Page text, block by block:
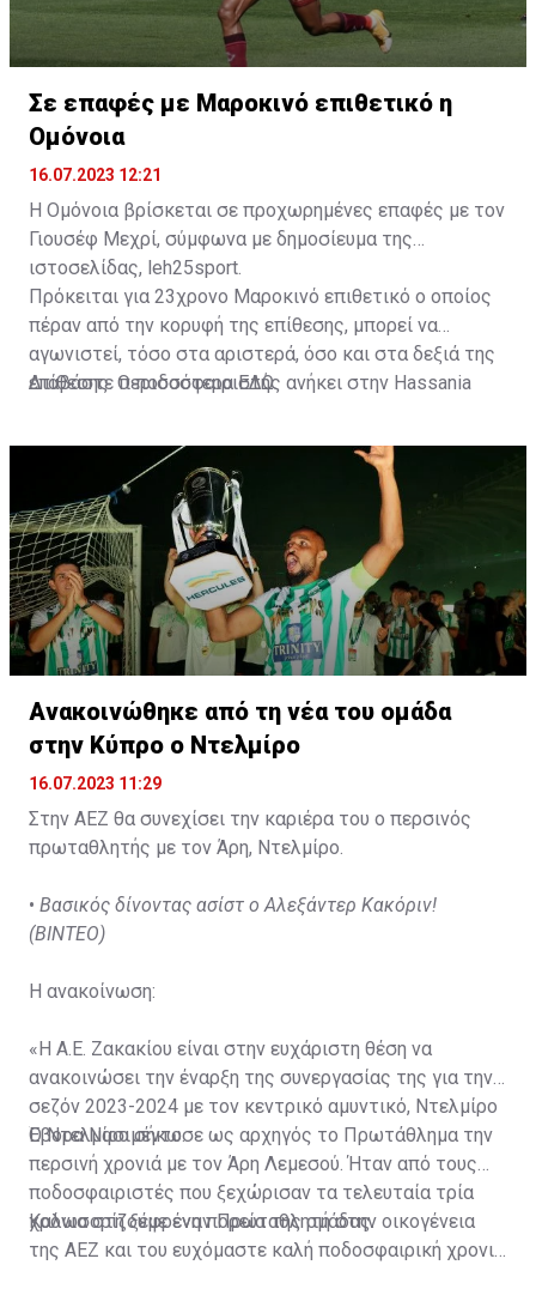
Σε επαφές με Μαροκινό επιθετικό η
Ομόνοια
16.07.2023 12:21
Η Ομόνοια βρίσκεται σε προχωρημένες επαφές με τον
Γιουσέφ Μεχρί, σύμφωνα με δημοσίευμα της
ιστοσελίδας, leh25sport.
Πρόκειται για 23χρονο Μαροκινό επιθετικό ο οποίος
πέραν από την κορυφή της επίθεσης, μπορεί να
αγωνιστεί, τόσο στα αριστερά, όσο και στα δεξιά της
επίθεσης. Ο ποδοσφαιριστής ανήκει στην Hassania
2026.
Διαβάστε περισσότεραΕΔΩ.
Ανακοινώθηκε από τη νέα του ομάδα
στην Κύπρο ο Ντελμίρο
16.07.2023 11:29
Στην ΑΕΖ θα συνεχίσει την καριέρα του ο περσινός
πρωταθλητής με τον Άρη, Ντελμίρο.
• Βασικός δίνοντας ασίστ ο Αλεξάντερ Κακόριν!
(ΒΙΝΤΕΟ)
Η ανακοίνωση:
«Η Α.Ε. Ζακακίου είναι στην ευχάριστη θέση να
ανακοινώσει την έναρξη της συνεργασίας της για την
σεζόν 2023-2024 με τον κεντρικό αμυντικό, Ντελμίρο
Έβορα Νασιμέντο.
Ο Ντελμίρο σήκωσε ως αρχηγός το Πρωτάθλημα την
περσινή χρονιά με τον Άρη Λεμεσού. Ήταν από τους
ποδοσφαιριστές που ξεχώρισαν τα τελευταία τρία
χρόνια στη ξέφρενη πορεία της ομάδας.
Καλωσορίζουμε έναν Πρωταθλητή στην οικογένεια
της ΑΕΖ και του ευχόμαστε καλή ποδοσφαιρική χρονιά